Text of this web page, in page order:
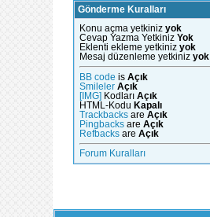
Gönderme Kuralları
Konu açma yetkiniz yok
Cevap Yazma Yetkiniz Yok
Eklenti ekleme yetkiniz yok
Mesaj düzenleme yetkiniz yok
BB code is Açık
Smileler Açık
[IMG] Kodları Açık
HTML-Kodu Kapalı
Trackbacksare Açık
Pingbacksare Açık
Refbacksare Açık
Forum Kuralları